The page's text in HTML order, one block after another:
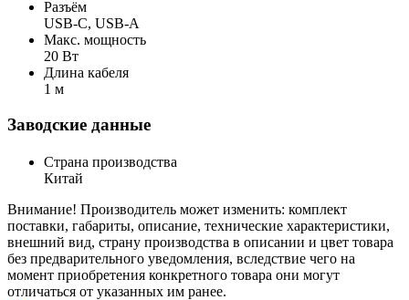
Разъём
USB-C, USB-A
Макс. мощность
20 Вт
Длина кабеля
1 м
Заводские данные
Страна производства
Китай
Внимание! Производитель может изменить: комплект
поставки, габариты, описание, технические характеристики,
внешний вид, страну производства в описании и цвет товара
без предварительного уведомления, вследствие чего на
момент приобретения конкретного товара они могут
отличаться от указанных им ранее.